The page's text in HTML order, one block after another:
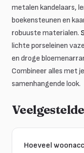
metalen kandelaars,
boekensteunen en
robuuste materialen.
lichte porseleinen
en droge
Combineer alles met
samenhangende look.
Hoeveel